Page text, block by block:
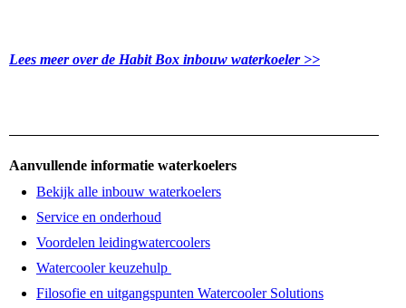
Lees meer over de Habit Box inbouw waterkoeler >>
Aanvullende informatie waterkoelers
Bekijk alle inbouw waterkoelers
Service en onderhoud
Voordelen leidingwatercoolers
Watercooler keuzehulp
Filosofie en uitgangspunten Watercooler Solutions